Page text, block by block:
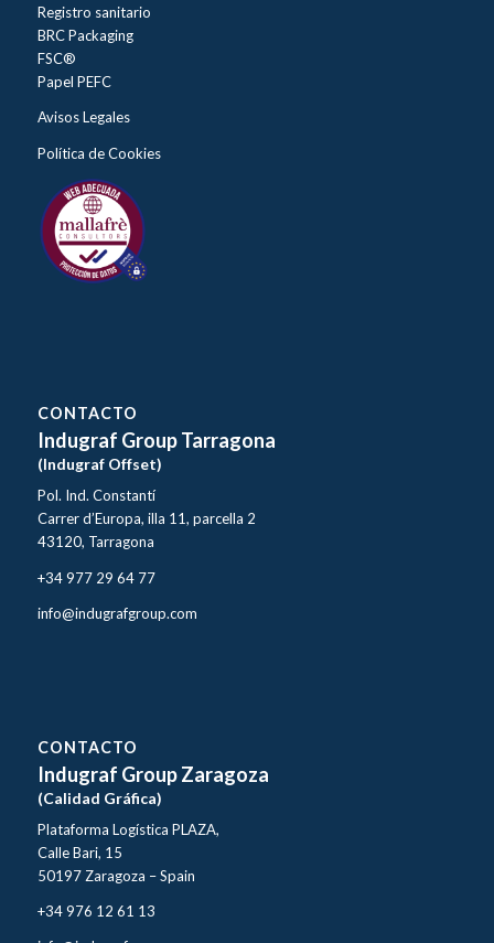
Registro sanitario
BRC Packaging
FSC®
Papel PEFC
Avisos Legales
Política de Cookies
CONTACTO
Indugraf Group Tarragona
(Indugraf Offset)
Pol. Ind. Constantí
Carrer d’Europa, illa 11, parcella 2
43120, Tarragona
+34 977 29 64 77
info@indugrafgroup.com
CONTACTO
Indugraf Group Zaragoza
(Calidad Gráfica)
Plataforma Logística PLAZA,
Calle Bari, 15
50197 Zaragoza – Spain
+34 976 12 61 13